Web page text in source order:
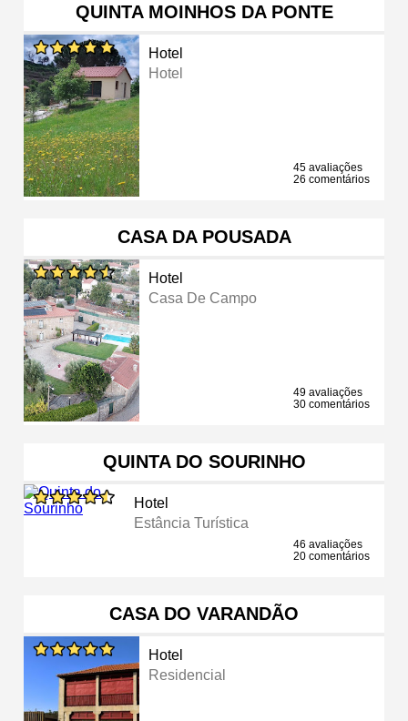
QUINTA MOINHOS DA PONTE
Hotel
Hotel
45 avaliações
26 comentários
CASA DA POUSADA
Hotel
Casa De Campo
49 avaliações
30 comentários
QUINTA DO SOURINHO
Hotel
Estância Turística
46 avaliações
20 comentários
CASA DO VARANDÃO
Hotel
Residencial